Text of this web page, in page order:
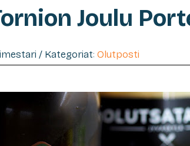
Joulu
/ Kategoriat: Olutposti